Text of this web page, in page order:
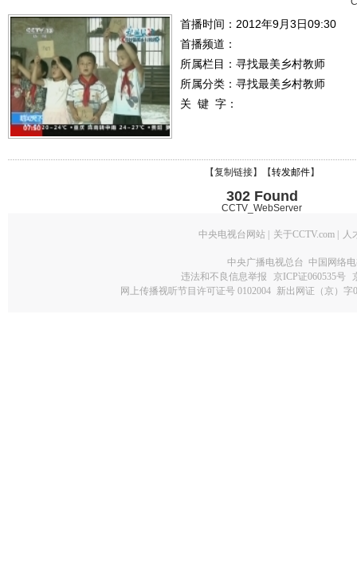
首播时间：2012年9月3日09:30
首播频道：
所属栏目： 寻找最美乡村教师
所属分类：寻找最美乡村教师
关 键 字：
【复制链接】【转发邮件】
302 Found
CCTV_WebServer
中央电视台网站 关于CCTV.com 人
中央广播电视总台 中国网络
违法和不良信息举报
京ICP证060535号
网上传播视听节目许可证号 0102004 新出网证（京）